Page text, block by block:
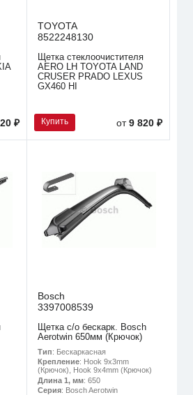
₽
TOYOTA
8522248130
Щетка стеклоочистителя
AERO LH TOYOTA LAND
CRUSER PRADO LEXUS
GX460 HI
Купить от9 820 ₽
Bosch
3397008539
Щетка с/о бескарк. Bosch
Aerotwin 650мм (Крючок)
Тип: Бескаркасная
Крепление: Hook 9x3mm
(Крючок), Hook 9x4mm (Крючок)
Длина 1, мм: 650
Серия: Bosch Aerotwin